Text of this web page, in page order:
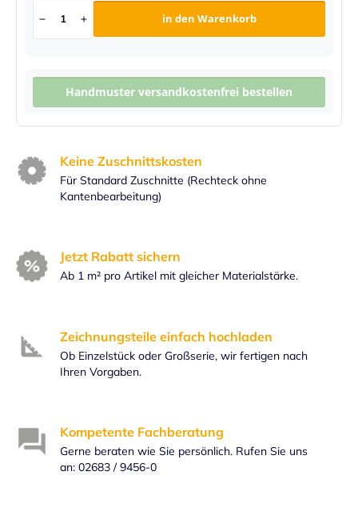
in den Warenkorb
Handmuster versandkostenfrei bestellen
Keine Zuschnittskosten
Für Standard Zuschnitte (Rechteck ohne
Kantenbearbeitung)
Jetzt Rabatt sichern
Ab 1 m² pro Artikel mit gleicher Materialstärke.
Zeichnungsteile einfach hochladen
Ob Einzelstück oder Großserie, wir fertigen nach
Ihren Vorgaben.
Kompetente Fachberatung
Gerne beraten wie Sie persönlich. Rufen Sie uns
an: 02683 / 9456-0